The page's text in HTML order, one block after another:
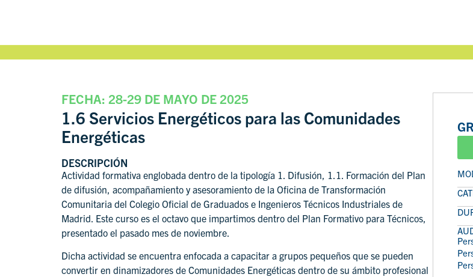
FECHA: 28-29 DE MAYO DE 2025
1.6 Servicios Energéticos para las Comunidades
Energéticas
DESCRIPCIÓN
Actividad formativa englobada dentro de la tipología 1. Difusión, 1.1. Formación del Plan
de difusión, acompañamiento y asesoramiento de la Oficina de Transformación
Comunitaria del Colegio Oficial de Graduados e Ingenieros Técnicos Industriales de
Madrid. Este curso es el octavo que impartimos dentro del Plan Formativo para Técnicos,
presentado el pasado mes de noviembre.
Dicha actividad se encuentra enfocada a capacitar a grupos pequeños que se pueden
convertir en dinamizadores de Comunidades Energéticas dentro de su ámbito profesional